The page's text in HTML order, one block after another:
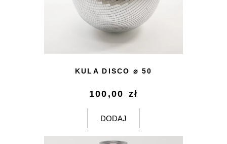
KULA DISCO ⌀ 50
100,00 zł
DODAJ